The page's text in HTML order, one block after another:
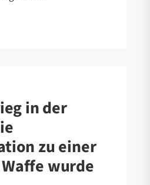
in der
zu einer
wurde